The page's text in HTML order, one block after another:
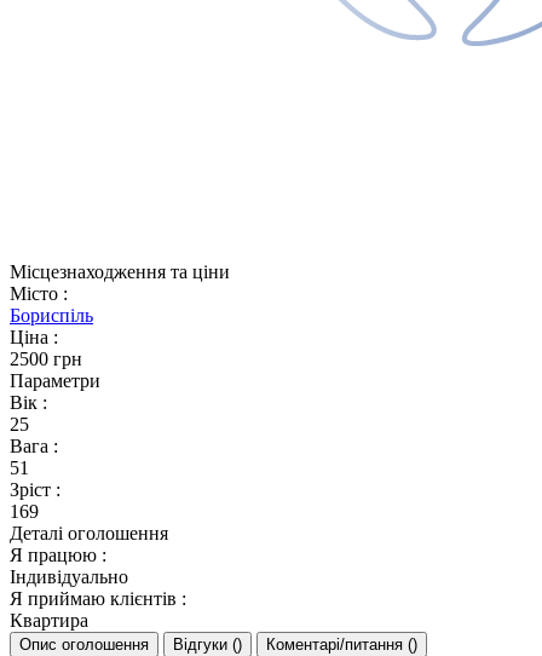
Місцезнаходження та ціни
Місто :
Бориспіль
Ціна :
2500 грн
Параметри
Вік :
25
Вага :
51
Зріст :
169
Деталі оголошення
Я працюю :
Індивідуально
Я приймаю клієнтів :
Квартира
Опис оголошення Відгуки () Коментарі/питання ()